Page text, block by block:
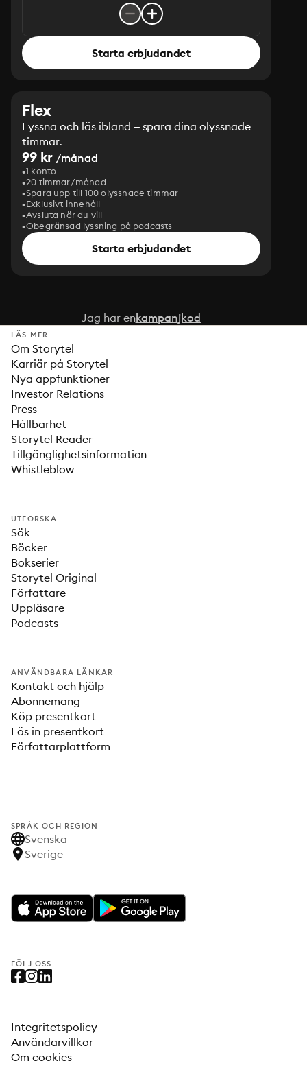
Starta erbjudandet
Flex
Lyssna och läs ibland – spara dina olyssnade
timmar.
99 kr /månad
1 konto
20 timmar/månad
Spara upp till 100 olyssnade timmar
Exklusivt innehåll
Avsluta när du vill
Obegränsad lyssning på podcasts
Starta erbjudandet
Jag har enkampanjkod
LÄS MER
Om Storytel
Karriär på Storytel
Nya appfunktioner
Investor Relations
Press
Hållbarhet
Storytel Reader
Tillgänglighetsinformation
Whistleblow
UTFORSKA
Sök
Böcker
Bokserier
Storytel Original
Författare
Uppläsare
Podcasts
ANVÄNDBARA LÄNKAR
Kontakt och hjälp
Abonnemang
Köp presentkort
Lös in presentkort
Författarplattform
SPRÅK OCH REGION
Svenska
Sverige
FÖLJ OSS
Integritetspolicy
Användarvillkor
Om cookies